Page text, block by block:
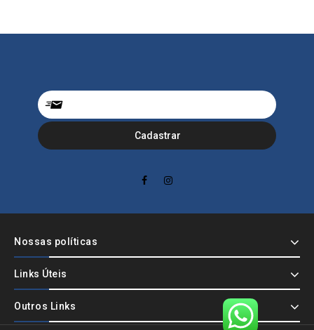
Nossas políticas
Links Úteis
Outros Links